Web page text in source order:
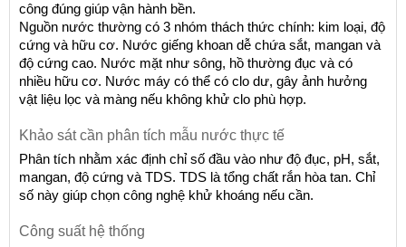
công đúng giúp vận hành bền.
Nguồn nước thường có 3 nhóm thách thức chính: kim loại, độ
cứng và hữu cơ. Nước giếng khoan dễ chứa sắt, mangan và
độ cứng cao. Nước mặt như sông, hồ thường đục và có
nhiều hữu cơ. Nước máy có thể có clo dư, gây ảnh hưởng
vật liệu lọc và màng nếu không khử clo phù hợp.
Khảo sát cần phân tích mẫu nước thực tế
Phân tích nhằm xác định chỉ số đầu vào như độ đục, pH, sắt,
mangan, độ cứng và TDS. TDS là tổng chất rắn hòa tan. Chỉ
số này giúp chọn công nghệ khử khoáng nếu cần.
Công suất hệ thống